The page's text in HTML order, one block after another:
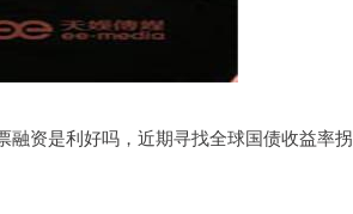
资是利好吗，近期寻找全球国债收益率